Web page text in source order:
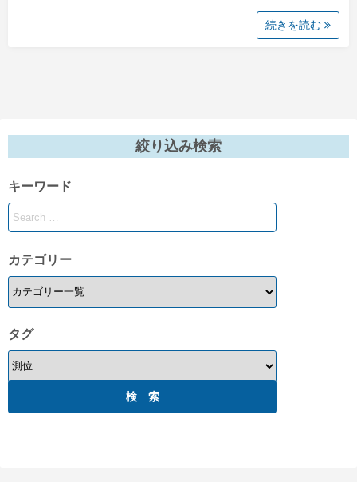
続きを読む
絞り込み検索
キーワード
カテゴリー
タグ